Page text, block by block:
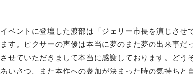
イベントに登壇した渡部は「ジェリー市長を演じさせ
ます。ピクサーの声優は本当に夢のまた夢の出来事だ
させていただきまして本当に感謝しております。どう
あいさつ。また本作への参加が決まった時の気持ちと